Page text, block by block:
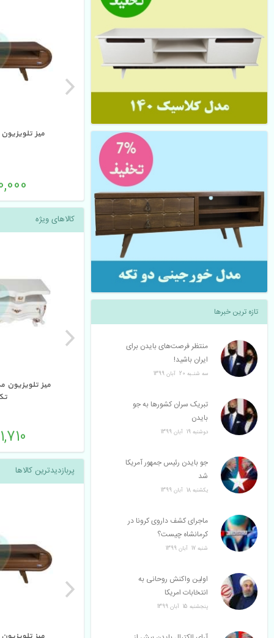
میز
کالاهای ویژه
میز تلویزیون
پربازدیدترین کالاها
تازه ترین خبرها
منتظر فرصت‌های بایدن برای
ایران باشید!
سه شنـبه 20 آبان 1399
تبریک سران کشورها به جو
بایدن
دوشنبه 19 آبان 1399
جو بایدن رئیس جمهور آمریکا
شد
يكشنبه 18 آبان 1399
ماجرای کشف داروی کرونا در
کرمانشاه چیست؟
شنبه 17 آبان 1399
اولین واکنش روحانی به
انتخابات امریکا
پنجشنبه 15 آبان 1399